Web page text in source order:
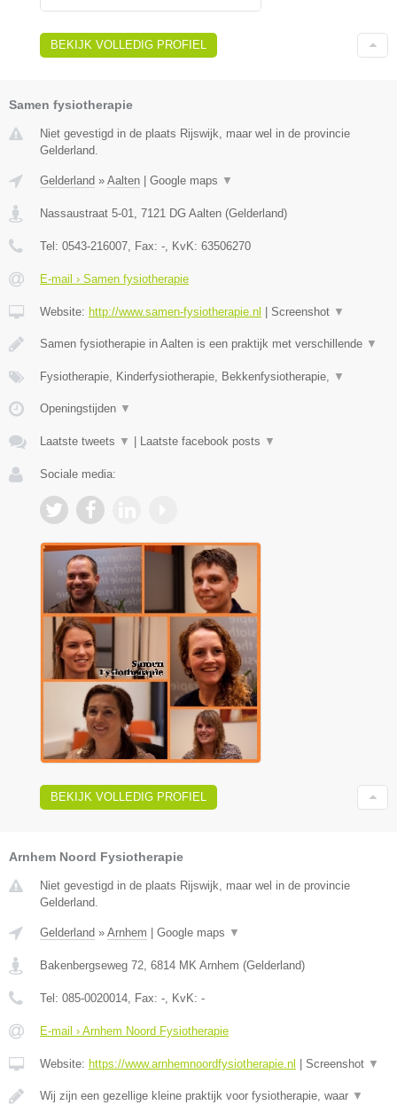
BEKIJK VOLLEDIG PROFIEL
Samen fysiotherapie
Niet gevestigd in de plaats Rijswijk, maar wel in de provincie
Gelderland.
Gelderland » Aalten Google maps ▼
Nassaustraat 5-01 7121 DG Aalten (Gelderland)
Tel: 0543-216007 , Fax: - , KvK: 63506270
E-mail › Samen fysiotherapie
Website: http://www.samen-fysiotherapie.nl Screenshot ▼
Samen fysiotherapie in Aalten is een praktijk met verschillende ▼
Fysiotherapie, Kinderfysiotherapie, Bekkenfysiotherapie, ▼
Openingstijden ▼
Laatste tweets ▼ Laatste facebook posts ▼
Sociale media:
BEKIJK VOLLEDIG PROFIEL
Arnhem Noord Fysiotherapie
Niet gevestigd in de plaats Rijswijk, maar wel in de provincie
Gelderland.
Gelderland » Arnhem Google maps ▼
Bakenbergseweg 72 6814 MK Arnhem (Gelderland)
Tel: 085-0020014 , Fax: - , KvK: -
E-mail › Arnhem Noord Fysiotherapie
Website: https://www.arnhemnoordfysiotherapie.nl Screenshot ▼
Wij zijn een gezellige kleine praktijk voor fysiotherapie, waar ▼